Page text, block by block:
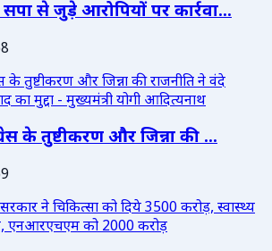
से जुड़े आरोपियों पर कार्रवा...
के तुष्टीकरण और जिन्ना की ...